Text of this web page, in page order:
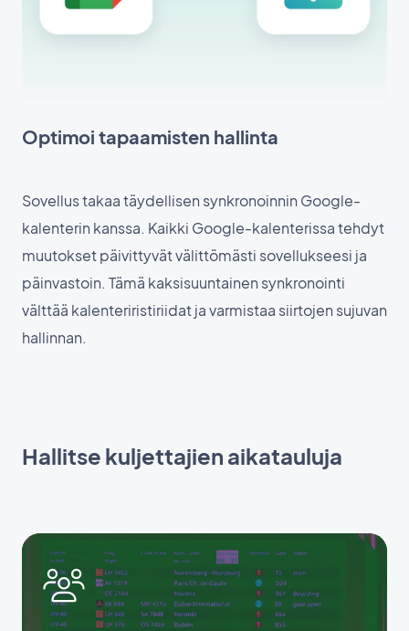
Optimoi tapaamisten hallinta
Sovellus takaa täydellisen synkronoinnin Google-
kalenterin kanssa. Kaikki Google-kalenterissa tehdyt
muutokset päivittyvät välittömästi sovellukseesi ja
päinvastoin. Tämä kaksisuuntainen synkronointi
välttää kalenteriristiriidat ja varmistaa siirtojen sujuvan
hallinnan.
Hallitse kuljettajien aikatauluja